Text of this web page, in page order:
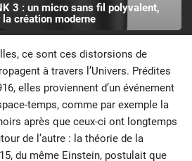
3 : un micro sans fil polyvalent,
création moderne
ce sont ces distorsions de
à travers l’Univers. Prédites
elles proviennent d’un événement
temps, comme par exemple la
après que ceux-ci ont longtemps
de l’autre : la théorie de la
du même Einstein, postulait que